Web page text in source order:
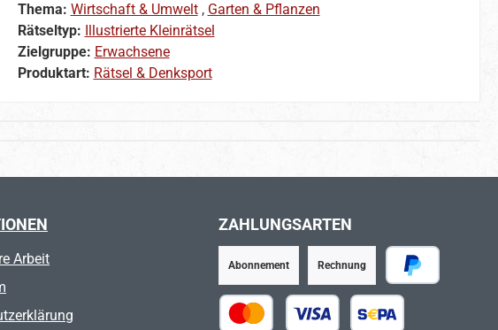
Thema: Wirtschaft & Umwelt, Garten & Pflanzen
Rätseltyp:
Illustrierte Kleinrätsel
Zielgruppe: Erwachsene
Produktart: Rätsel & Denksport
Arbeit
ZAHLUNGSARTEN
PayPal
Abonnement Rechnung